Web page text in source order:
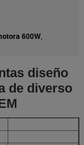
600W,
diseño
de diverso